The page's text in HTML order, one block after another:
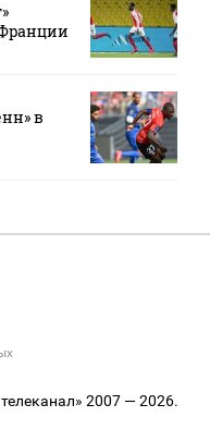
в
2007 — 2026.